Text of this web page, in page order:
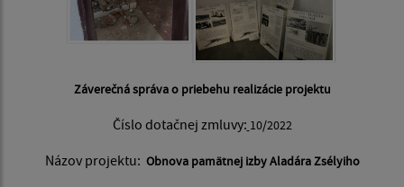
Záverečná správa o priebehu realizácie projektu
Číslo dotačnej zmluvy: 10/2022
Názov projektu: Obnova pamätnej izby Aladára Zsélyiho